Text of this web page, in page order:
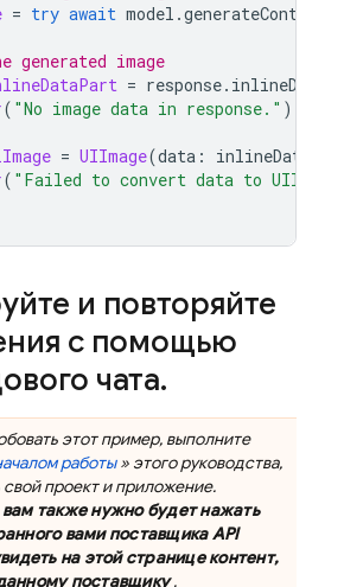
= try await model .generateContent
generated image
= response.
( "No image data in response." )
= UIImage(data :
( "Failed to convert data to
и повторяйте
с помощью
чата.
этот пример, выполните
работы» этого руководства,
свой проект и приложение.
также нужно будет нажать
вами поставщикаAPI
на этой странице контент,
поставщику.